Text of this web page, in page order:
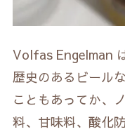
Volfas Engelman
歴史のあるビール
こともあってか、
料、甘味料、酸化